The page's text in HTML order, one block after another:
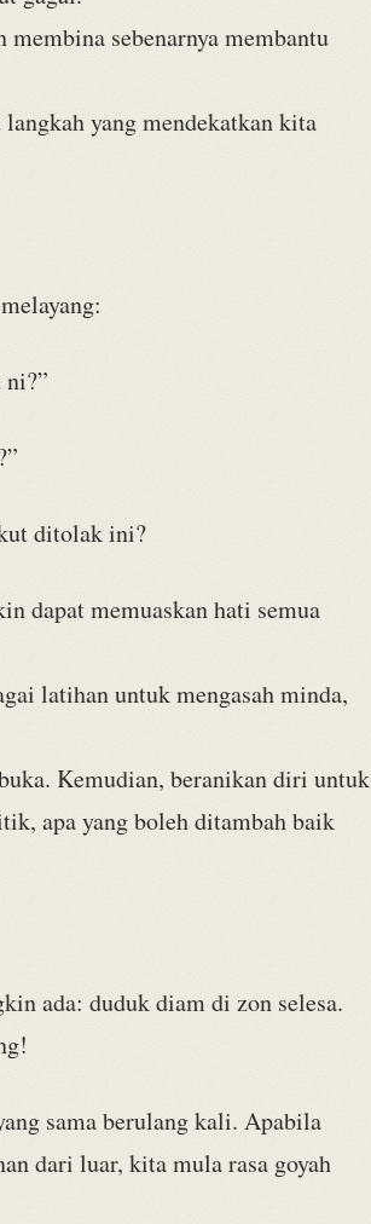
sebenarnya membantu
yang mendekatkan kita
ni?”
ditolak ini?
dapat memuaskan hati semua
latihan untuk mengasah minda,
Kemudian, beranikan diri untuk
apa yang boleh ditambah baik
ada: duduk diam di zon selesa.
sama berulang kali. Apabila
dari luar, kita mula rasa goyah